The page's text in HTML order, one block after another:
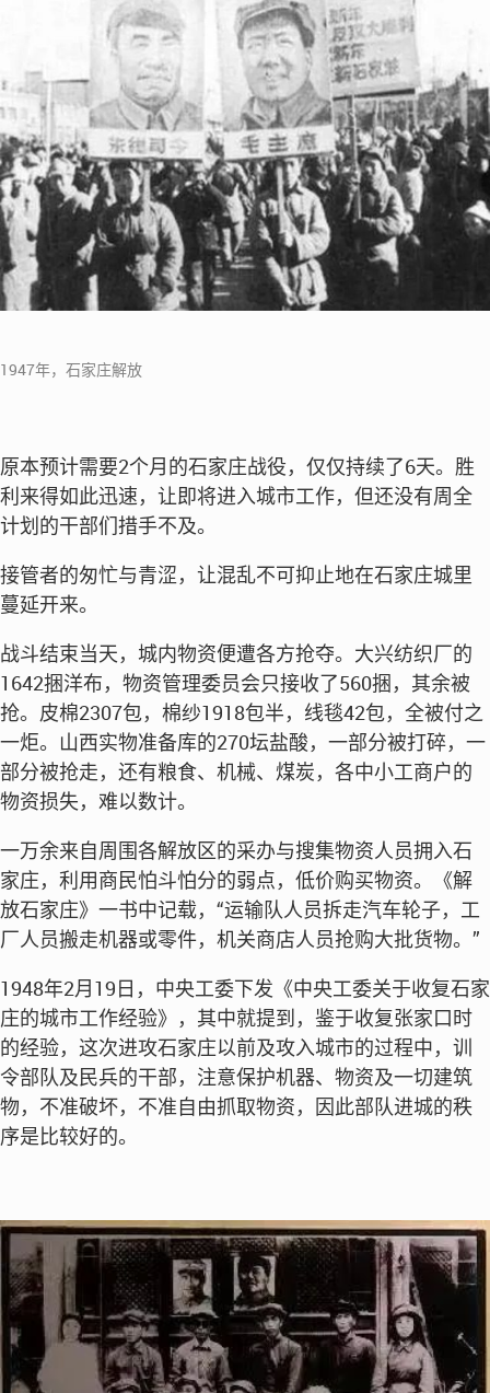
1947年，石家庄解放
原本预计需要2个月的石家庄战役，仅仅持续了6天。胜
利来得如此迅速，让即将进入城市工作，但还没有周全
计划的干部们措手不及。
接管者的匆忙与青涩，让混乱不可抑止地在石家庄城里
蔓延开来。
战斗结束当天，城内物资便遭各方抢夺。大兴纺织厂的
1642捆洋布，物资管理委员会只接收了560捆，其余被
抢。皮棉2307包，棉纱1918包半，线毯42包，全被付之
一炬。山西实物准备库的270坛盐酸，一部分被打碎，一
部分被抢走，还有粮食、机械、煤炭，各中小工商户的
物资损失，难以数计。
一万余来自周围各解放区的采办与搜集物资人员拥入石
家庄，利用商民怕斗怕分的弱点，低价购买物资。《解
放石家庄》一书中记载，“运输队人员拆走汽车轮子，工
厂人员搬走机器或零件，机关商店人员抢购大批货物。”
1948年2月19日，中央工委下发《中央工委关于收复石家
庄的城市工作经验》，其中就提到，鉴于收复张家口时
的经验，这次进攻石家庄以前及攻入城市的过程中，训
令部队及民兵的干部，注意保护机器、物资及一切建筑
物，不准破坏，不准自由抓取物资，因此部队进城的秩
序是比较好的。